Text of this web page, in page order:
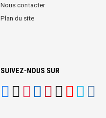
Nous contacter
Plan du site
SUIVEZ-NOUS SUR